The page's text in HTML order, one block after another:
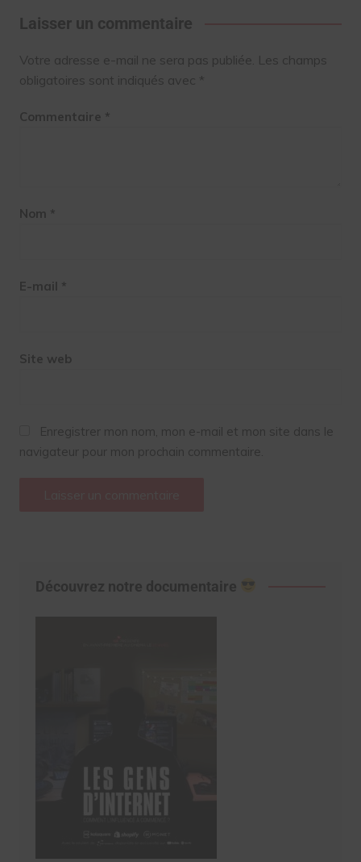
Laisser un commentaire
Votre adresse e-mail ne sera pas publiée. Les champs
obligatoires sont indiqués avec *
Commentaire *
Nom *
E-mail *
Site web
Enregistrer mon nom, mon e-mail et mon site dans le
navigateur pour mon prochain commentaire.
Découvrez notre documentaire